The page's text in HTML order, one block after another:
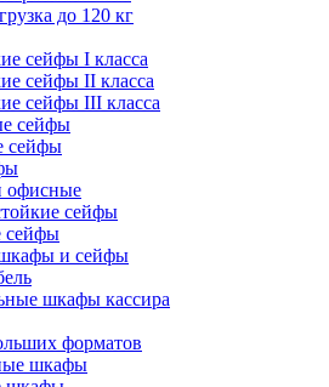
до 120 кг
сейфы I класса
сейфы II класса
сейфы III класса
сейфы
сейфы
офисные
сейфы
сейфы
и сейфы
шкафы кассира
форматов
шкафы